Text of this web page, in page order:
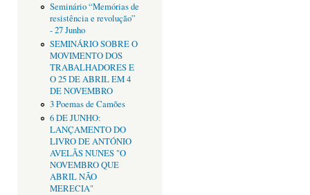
Seminário “Memórias de
resistência e revolução”
- 27 Junho
SEMINÁRIO SOBRE O
MOVIMENTO DOS
TRABALHADORES E
O 25 DE ABRIL EM 4
DE NOVEMBRO
3 Poemas de Camões
6 DE JUNHO:
LANÇAMENTO DO
LIVRO DE ANTÓNIO
AVELÃS NUNES "O
NOVEMBRO QUE
ABRIL NÃO
MERECIA"